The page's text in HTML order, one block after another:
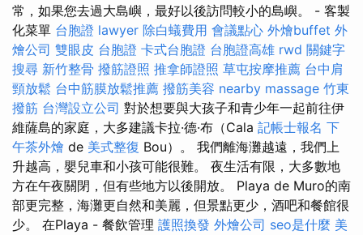
常，如果您去過大島嶼，最好以後訪問較小的島嶼。 - 客製
化菜單 台胞證 lawyer 除白蟻費用 會議點心 外燴buffet 外
燴公司 雙眼皮 台胞證 卡式台胞證 台胞證高雄 rwd 關鍵字
搜尋 新竹整骨 撥筋證照 推拿師證照 草屯按摩推薦 台中肩
頸放鬆 台中筋膜放鬆推薦 撥筋美容 nearby massage 竹東
撥筋 台灣設立公司 對於想要與大孩子和青少年一起前往伊
維薩島的家庭，大多建議卡拉·德·布（Cala 記帳士報名 下
午茶外燴 de 美式整復 Bou）。 我們離海灘越遠，我們上
升越高，嬰兒車和小孩可能很難。 夜生活有限，大多數地
方在午夜關閉，但有些地方以後開放。 Playa de Muro的南
部更完整，海灘更自然和美麗，但景點更少，酒吧和餐館很
少。 在Playa - 餐飲管理 護照換發 外燴公司 seo是什麼 美